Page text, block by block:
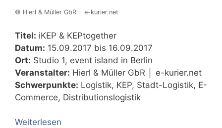
© Hierl & Müller GbR │ e-kurier.net
Titel: iKEP & KEPtogether
Datum: 15.09.2017 bis 16.09.2017
Ort: Studio 1, event island in Berlin
Veranstalter: Hierl & Müller GbR │ e-kurier.net
Schwerpunkte: Logistik, KEP, Stadt-Logistik, E-
Commerce, Distributionslogistik
Weiterlesen